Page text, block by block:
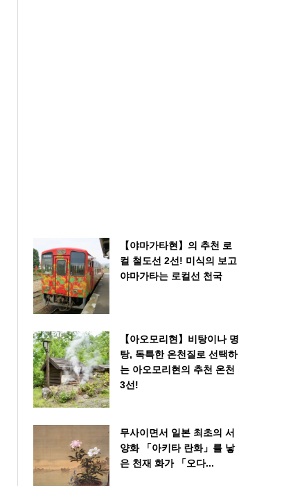
【야마가타현】의 추천 로
컬 철도선 2선! 미식의 보고
야마가타는 로컬선 천국
【아오모리현】비탕이나 명
탕, 독특한 온천질로 선택하
는 아오모리현의 추천 온천
3선!
무사이면서 일본 최초의 서
양화 「아키타 란화」를 낳
은 천재 화가 「오다...